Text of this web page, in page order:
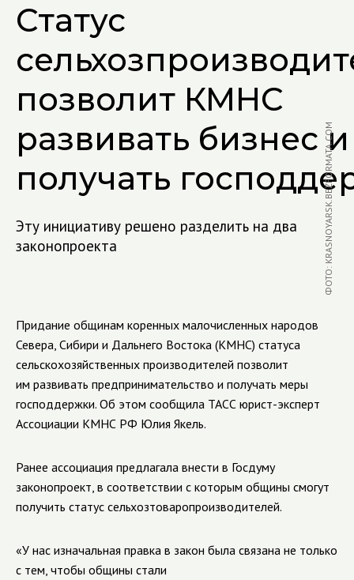
Статус
позволит КМНС
развивать бизнес и
получать
Эту инициативу решено разделить на два
законопроекта
ФОТО: KRASNOYARSK.BEZFORMATA.COM
Придание общинам коренных малочисленных народов
Севера, Сибири и Дальнего Востока (КМНС) статуса
сельскохозяйственных производителей позволит
им развивать предпринимательство и получать меры
господдержки. Об этом сообщила ТАСС юрист-эксперт
Ассоциации КМНС РФ Юлия Якель.
Ранее ассоциация предлагала внести в Госдуму
законопроект, в соответствии с которым общины смогут
получить статус сельхозтоваропроизводителей.
«У нас изначальная правка в закон была связана не только
с тем, чтобы общины стали